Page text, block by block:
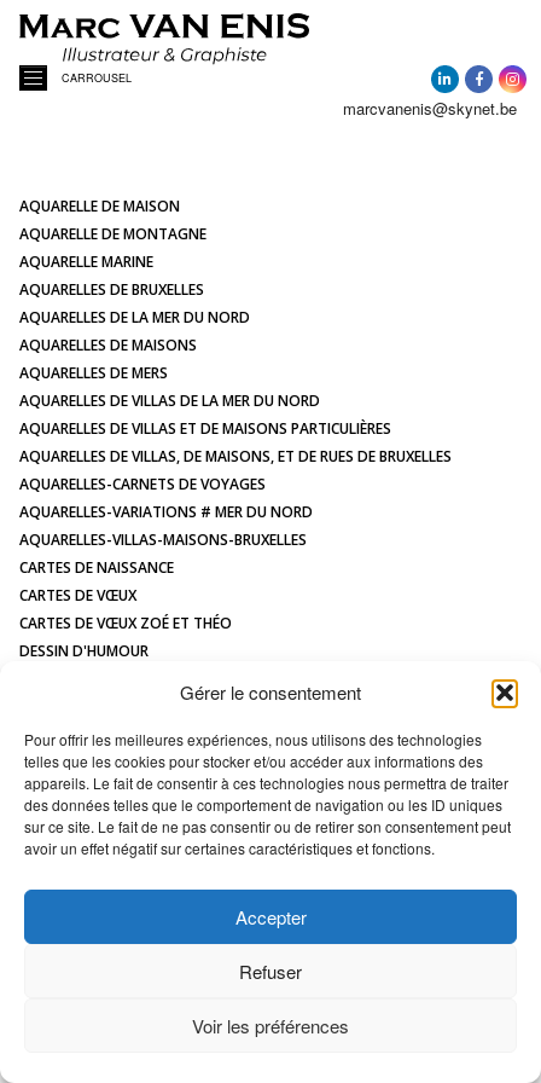
Gérer le consentement
Pour offrir les meilleures expériences, nous utilisons des technologies
telles que les cookies pour stocker et/ou accéder aux informations des
appareils. Le fait de consentir à ces technologies nous permettra de traiter
des données telles que le comportement de navigation ou les ID uniques
sur ce site. Le fait de ne pas consentir ou de retirer son consentement peut
avoir un effet négatif sur certaines caractéristiques et fonctions.
Accepter
Refuser
Voir les préférences
CARROUSEL
A PROPOS
ACTUALITÉ
AQUARELLES
ILLUSTRATIONS
CONTACT
marcvanenis@skynet.be
AQUARELLE DE MAISON
AQUARELLE DE MONTAGNE
AQUARELLE MARINE
AQUARELLES DE BRUXELLES
AQUARELLES DE LA MER DU NORD
AQUARELLES DE MAISONS
AQUARELLES DE MERS
AQUARELLES DE VILLAS DE LA MER DU NORD
AQUARELLES DE VILLAS ET DE MAISONS PARTICULIÈRES
AQUARELLES DE VILLAS, DE MAISONS, ET DE RUES DE BRUXELLES
AQUARELLES-CARNETS DE VOYAGES
AQUARELLES-VARIATIONS # MER DU NORD
AQUARELLES-VILLAS-MAISONS-BRUXELLES
CARTES DE NAISSANCE
CARTES DE VŒUX
CARTES DE VŒUX ZOÉ ET THÉO
DESSIN D'HUMOUR
ILLUSTRATIONS JEUNESSE
LOGOS
MAQUETTES / MODÈLES
PORTRAIT DE MAISON